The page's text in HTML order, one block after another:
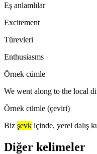
Eş anlamlılar
Excitement
Türevleri
Enthusiasms
Örnek cümle
We went along to the local
Örnek cümle (çeviri)
Biz şevk içinde, yerel dalış
Diğer kelimeler